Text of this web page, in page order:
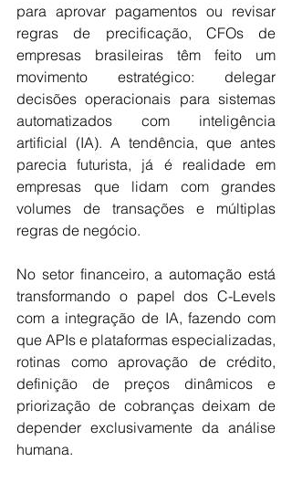
para aprovar pagamentos ou revisar
regras de precificação, CFOs de
empresas brasileiras têm feito um
movimento estratégico: delegar
decisões operacionais para sistemas
automatizados com inteligência
artificial (IA). A tendência, que antes
parecia futurista, já é realidade em
empresas que lidam com grandes
volumes de transações e múltiplas
regras de negócio.
No setor financeiro, a automação está
transformando o papel dos C-Levels
com a integração de IA, fazendo com
que APIs e plataformas especializadas,
rotinas como aprovação de crédito,
definição de preços dinâmicos e
priorização de cobranças deixam de
depender exclusivamente da análise
humana.